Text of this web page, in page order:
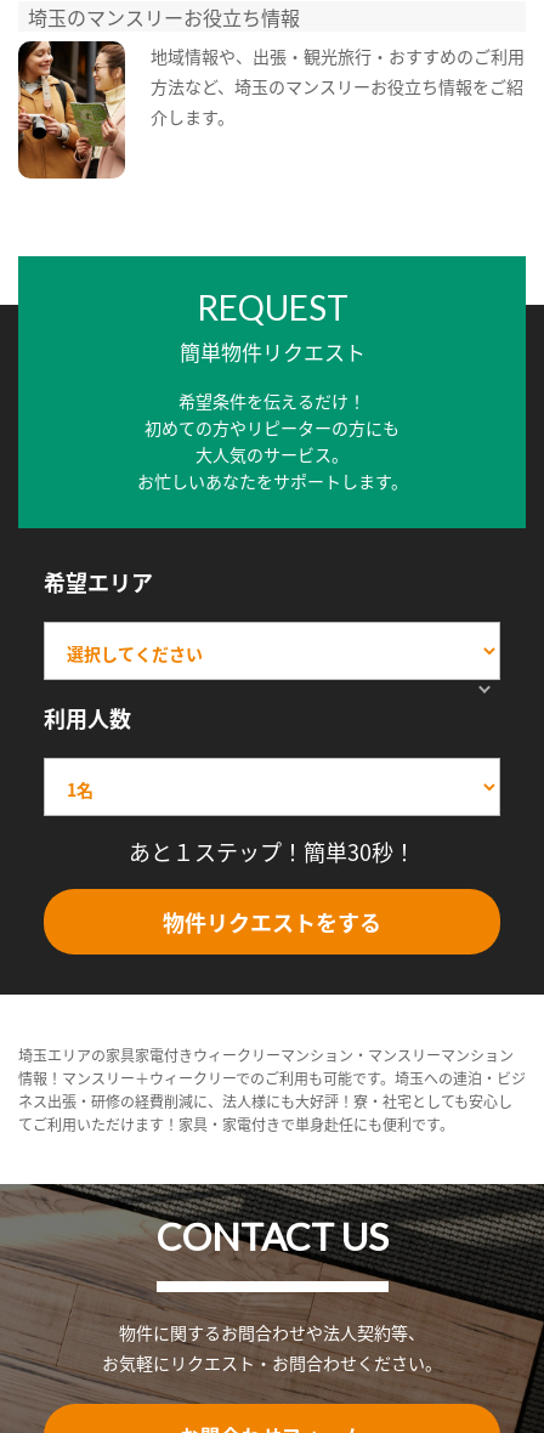
埼玉のマンスリーお役立ち情報
地域情報や、出張・観光旅行・おすすめのご利用
方法など、埼玉のマンスリーお役立ち情報をご紹
介します。
REQUEST
簡単物件リクエスト
希望条件を伝えるだけ！
初めての方やリピーターの方にも
大人気のサービス。
お忙しいあなたをサポートします。
希望エリア
利用人数
あと１ステップ！簡単30秒！
物件リクエストをする
埼玉エリアの家具家電付きウィークリーマンション・マンスリーマンション
情報！マンスリー＋ウィークリーでのご利用も可能です。埼玉への連泊・ビジ
ネス出張・研修の経費削減に、法人様にも大好評！寮・社宅としても安心し
てご利用いただけます！家具・家電付きで単身赴任にも便利です。
CONTACT US
物件に関するお問合わせや法人契約等、
お気軽にリクエスト・お問合わせください。